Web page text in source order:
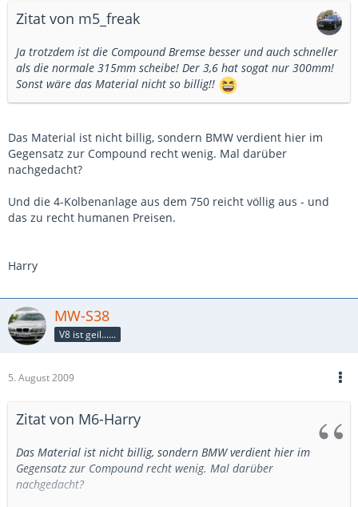
Zitat von m5_freak
Ja trotzdem ist die Compound Bremse besser und auch schneller
als die normale 315mm scheibe! Der 3,6 hat sogat nur 300mm!
Sonst wäre das Material nicht so billig!!
Das Material ist nicht billig, sondern BMW verdient hier im
Gegensatz zur Compound recht wenig. Mal darüber
nachgedacht?
Und die 4-Kolbenanlage aus dem 750 reicht völlig aus - und
das zu recht humanen Preisen.
Harry
MW-S38
V8 ist geil......
5. August 2009
Zitat von M6-Harry
Das Material ist nicht billig, sondern BMW verdient hier im
Gegensatz zur Compound recht wenig. Mal darüber
nachgedacht?